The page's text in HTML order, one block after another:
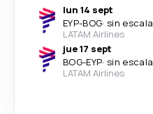
lun 14 sept
EYP-BOG· sin escala
LATAM Airlines
jue 17 sept
BOG-EYP· sin escala
LATAM Airlines